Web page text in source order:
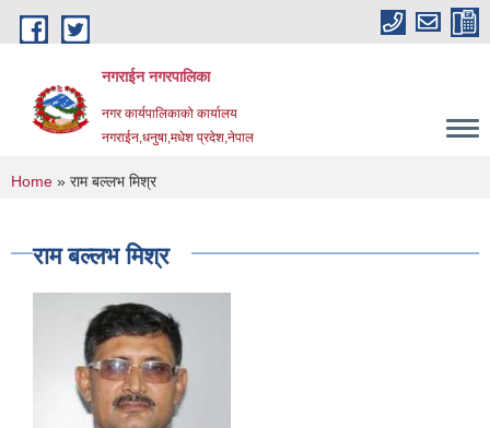
Skip to main content
नगराईन नगरपालिका
नगर कार्यपालिकाको कार्यालय
नगराईन,धनुषा,मधेश प्रदेश,नेपाल
You are here
Home » राम बल्लभ मिश्र
राम बल्लभ मिश्र